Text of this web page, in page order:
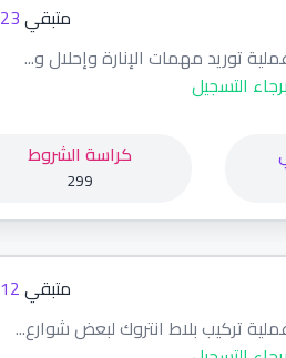
متبقي23
توريد مهمات الإنارة وإحلال و...
التسجيل
كراسة الشروط
299
متبقي12
تركيب بلاط انتروك لبعض شوارع...